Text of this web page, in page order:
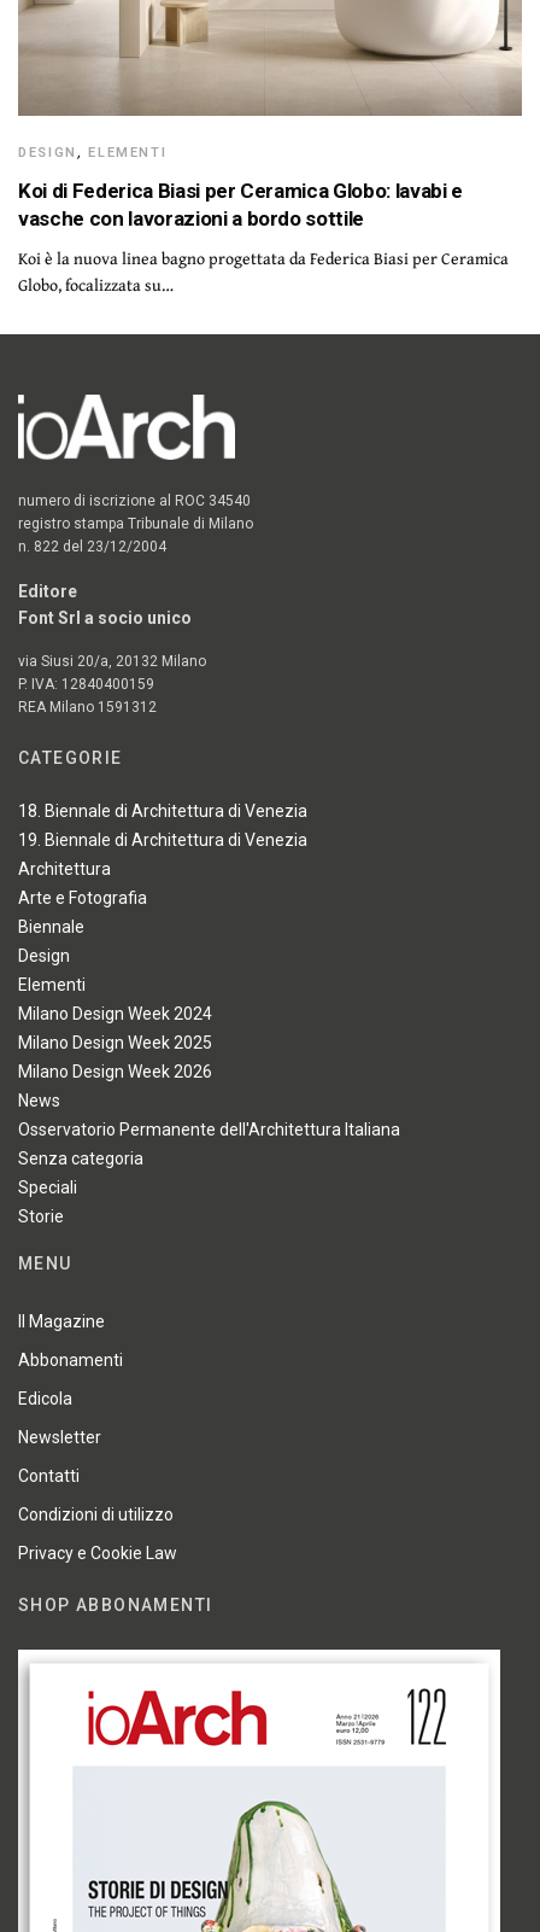
DESIGN ,ELEMENTI
Koi di Federica Biasi per Ceramica Globo: lavabi e
vasche con lavorazioni a bordo sottile
Koi è la nuova linea bagno progettata da Federica Biasi per Ceramica
Globo, focalizzata su…
numero di iscrizione al ROC 34540
registro stampa Tribunale di Milano
n. 822 del 23/12/2004
Editore
Font Srl a socio unico
via Siusi 20/a, 20132 Milano
P. IVA: 12840400159
REA Milano 1591312
CATEGORIE
18. Biennale di Architettura di Venezia
19. Biennale di Architettura di Venezia
Architettura
Arte e Fotografia
Biennale
Design
Elementi
Milano Design Week 2024
Milano Design Week 2025
Milano Design Week 2026
News
Osservatorio Permanente dell'Architettura Italiana
Senza categoria
Speciali
Storie
MENU
Il Magazine
Abbonamenti
Edicola
Newsletter
Contatti
Condizioni di utilizzo
Privacy e Cookie Law
SHOP ABBONAMENTI